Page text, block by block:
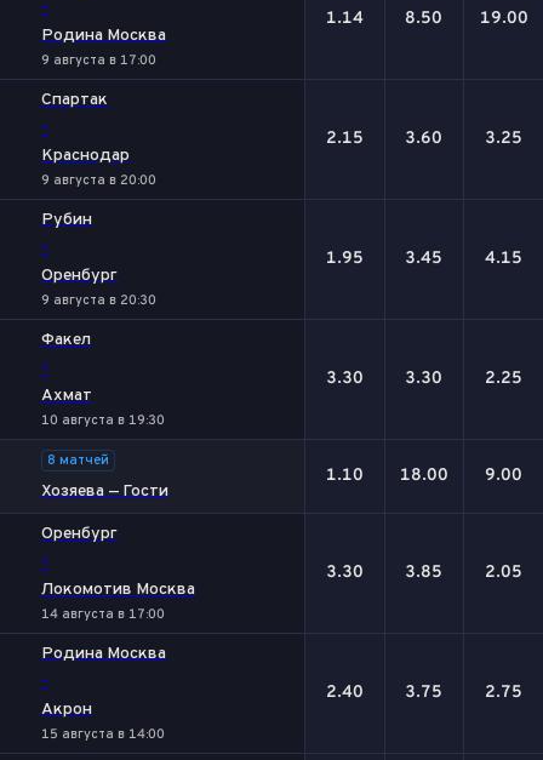
-
Родина Москва
9 августа в 17:00
1.14 8.50 19.00
Спартак
-
Краснодар
9 августа в 20:00
2.15 3.60 3.25
Рубин
-
Оренбург
9 августа в 20:30
1.95 3.45 4.15
Факел
-
Ахмат
10 августа в 19:30
3.30 3.30 2.25
8 матчей
Хозяева — Гости
1.10 18.00 9.00
Оренбург
-
Локомотив Москва
14 августа в 17:00
3.30 3.85 2.05
Родина Москва
-
Акрон
15 августа в 14:00
2.40 3.75 2.75